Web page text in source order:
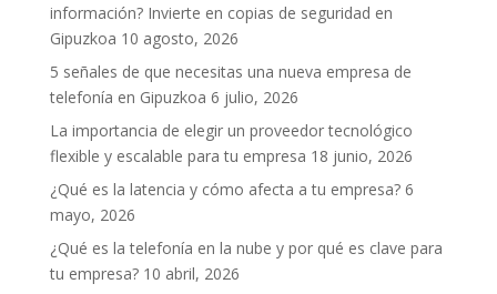
información? Invierte en copias de seguridad en
Gipuzkoa 10 agosto, 2026
5 señales de que necesitas una nueva empresa de
telefonía en Gipuzkoa 6 julio, 2026
La importancia de elegir un proveedor tecnológico
flexible y escalable para tu empresa 18 junio, 2026
¿Qué es la latencia y cómo afecta a tu empresa? 6
mayo, 2026
¿Qué es la telefonía en la nube y por qué es clave para
tu empresa? 10 abril, 2026